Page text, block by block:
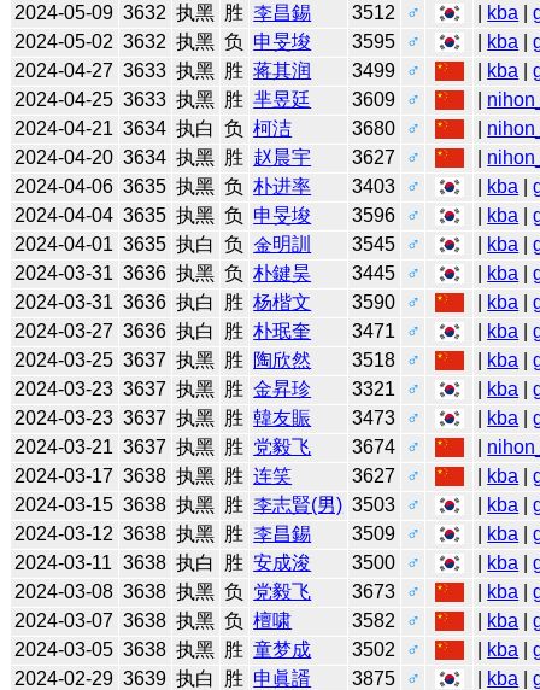
2024-05-09 3632 执黑 胜 李昌錫 3512 ♂ kba |
2024-05-02 3632 执黑 负 申旻埈 3595 ♂ kba |
2024-04-27 3633 执黑 胜 蒋其润 3499 ♂ kba |
2024-04-25 3633 执黑 胜 芈昱廷 3609 ♂
2024-04-21 3634 执白 负 柯洁 3680 ♂
2024-04-20 3634 执黑 胜 赵晨宇 3627 ♂
2024-04-06 3635 执黑 负 朴进率 3403 ♂ kba |
2024-04-04 3635 执黑 负 申旻埈 3596 ♂ kba |
2024-04-01 3635 执白 负 金明訓 3545 ♂ kba |
2024-03-31 3636 执黑 负 朴鍵昊 3445 ♂ kba |
2024-03-31 3636 执白 胜 杨楷文 3590 ♂ kba |
2024-03-27 3636 执白 胜 朴珉奎 3471 ♂ kba |
2024-03-25 3637 执黑 胜 陶欣然 3518 ♂ kba |
2024-03-23 3637 执黑 胜 金昇珍 3321 ♂ kba |
2024-03-23 3637 执黑 胜 韓友賑 3473 ♂ kba |
2024-03-21 3637 执黑 胜 党毅飞 3674 ♂
2024-03-17 3638 执黑 胜 连笑 3627 ♂ kba |
2024-03-15 3638 执黑 胜 李志賢(男) 3503 ♂ kba |
2024-03-12 3638 执黑 胜 李昌錫 3509 ♂ kba |
2024-03-11 3638 执白 胜 安成浚 3500 ♂ kba |
2024-03-08 3638 执黑 负 党毅飞 3673 ♂ kba |
2024-03-07 3638 执黑 负 檀啸 3582 ♂ kba |
2024-03-05 3638 执黑 胜 童梦成 3502 ♂ kba |
2024-02-29 3639 执白 胜 申眞諝 3875 ♂ kba |